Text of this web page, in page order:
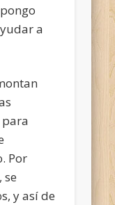
a
Por
se
y así de